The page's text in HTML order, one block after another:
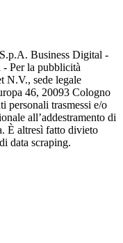
Business Digital -
Per la pubblicità
N.V., sede legale
46, 20093 Cologno
personali trasmessi e/o
all’addestramento di
È altresì fatto divieto
data scraping.